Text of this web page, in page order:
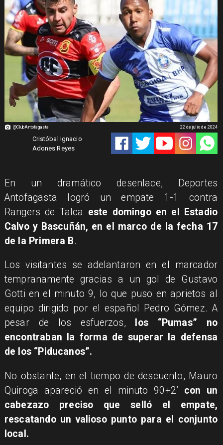
@ClubAntofagasta
Cristóbal Ignacio
Adones Reyes
22 de julio de 2024
En un dramático desenlace, Deportes
Antofagasta logró un empate 1-1 contra
Rangers de Talca este domingo en el Estadio
Calvo y Bascuñán, en el marco de la fecha 17
de la Primera B.
Los visitantes se adelantaron en el marcador
tempranamente gracias a un gol de Gustavo
Gotti en el minuto 9, lo que puso en aprietos al
equipo dirigido por el español Pedro Gómez. A
pesar de los esfuerzos, los “Pumas” no
encontraban la forma de superar la defensa
de los “Piducanos”.
No obstante, en el tiempo de descuento, Mauro
Quiroga apareció en el minuto 90+2’ con un
cabezazo preciso que selló el empate,
rescatando un valioso punto para el conjunto
local.